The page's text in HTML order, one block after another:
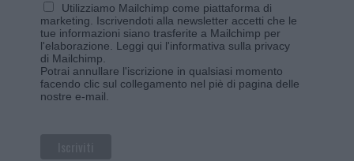
Utilizziamo Mailchimp come piattaforma di
marketing. Iscrivendoti alla newsletter accetti che le
tue informazioni siano trasferite a Mailchimp per
l'elaborazione. Leggi qui l'informativa sulla privacy
di Mailchimp
Potrai annullare l'iscrizione in qualsiasi momento
facendo clic sul collegamento nel piè di pagina delle
nostre e-mail.